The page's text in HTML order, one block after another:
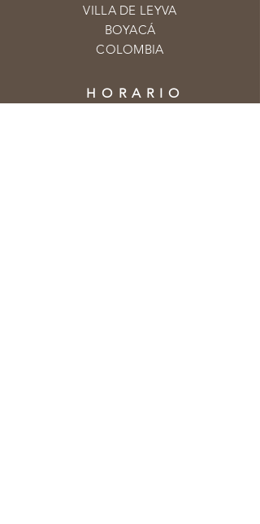
VILLA DE LEYVA
BOYACÁ
COLOMBIA
HORARIO